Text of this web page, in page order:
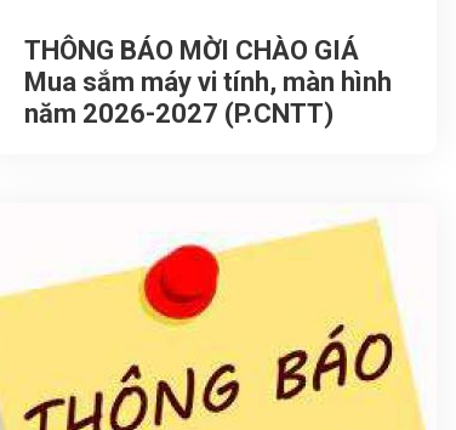
THÔNG BÁO MỜI CHÀO GIÁ
Mua sắm máy vi tính, màn hình
năm 2026-2027 (P.CNTT)